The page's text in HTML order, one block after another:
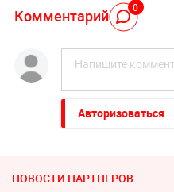
Комментарий 0
Авторизоваться
НОВОСТИ ПАРТНЕРОВ